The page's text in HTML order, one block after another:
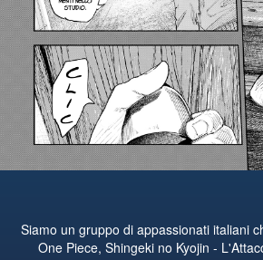
Siamo un gruppo di appassionati italiani
One Piece, Shingeki no Kyojin -